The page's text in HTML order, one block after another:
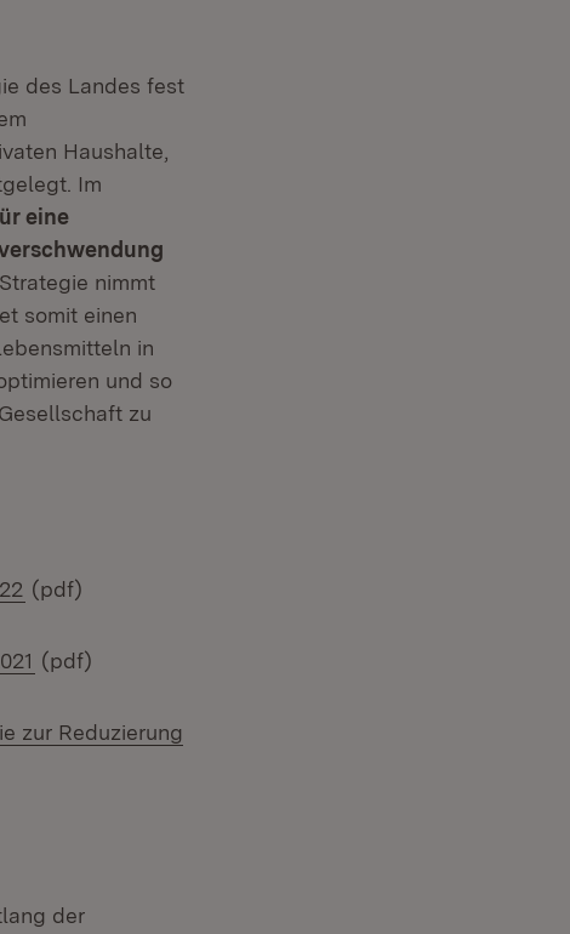
des Landes fest
Haushalte,
Im
eine
nimmt
somit einen
in
und so
zu
(pdf)
(pdf)
zur Reduzierung
der